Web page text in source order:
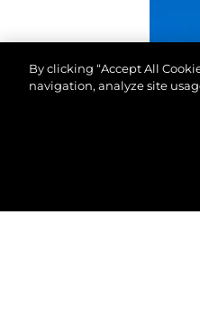
By clicking “Accept All
navigation, analyze site